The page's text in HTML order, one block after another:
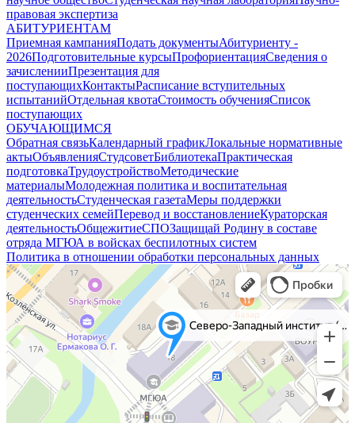
правовая экспертиза
АБИТУРИЕНТАМ
Приемная кампанияПодать документыАбитуриенту -
2026Подготовительные курсыПрофориентацияСведения о
зачисленииПрезентация для
поступающихКонтактыРасписание вступительных
испытанийОтдельная квотаСтоимость обученияCписок
поступающих
ОБУЧАЮЩИМСЯ
Обратная связьКалендарный графикЛокальные нормативные
актыОбъявленияСтудсоветБиблиотекаПрактическая
подготовкаТрудоустройствоМетодические
материалыМолодежная политика и воспитательная
деятельностьСтуденческая газетаМеры поддержки
студенческих семейПеревод и восстановлениеКураторская
деятельностьОбщежитиеСПОЗащищай Родину в составе
отряда МГЮА в войсках беспилотных систем
Политика в отношении обработки персональных данных